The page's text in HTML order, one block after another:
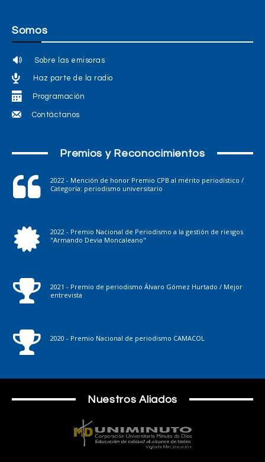
Somos
Sobre las emisoras
Haz parte de la radio
Programación
Contáctanos
Premios y Reconocimientos
2022 - Mención de honor Premio CPB al mérito periodístico /
Categoría: periodismo universitario
2022 - Premio Nacional de Periodismo a la gestión de riesgos
"Armando Devia Moncaleano"
2021 - Premio de periodismo Álvaro Gómez Hurtado / Mejor
entrevista
2020 - Premio Nacional de periodismo CAMACOL
Nuestros Aliados